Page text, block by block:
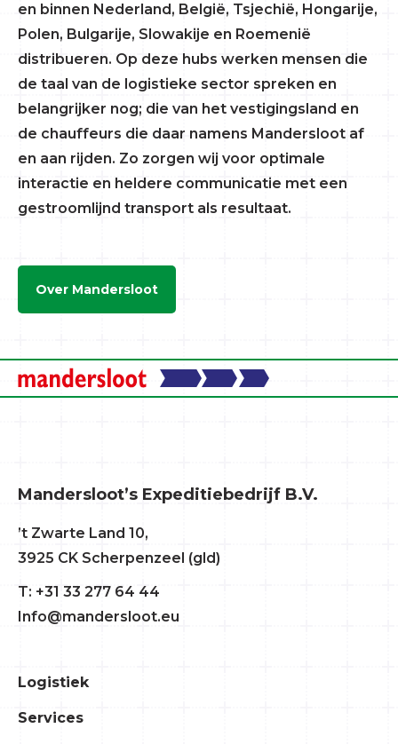
en binnen Nederland, België, Tsjechië, Hongarije,
Polen, Bulgarije, Slowakije en Roemenië
distribueren. Op deze hubs werken mensen die
de taal van de logistieke sector spreken en
belangrijker nog; die van het vestigingsland en
de chauffeurs die daar namens Mandersloot af
en aan rijden. Zo zorgen wij voor optimale
interactie en heldere communicatie met een
gestroomlijnd transport als resultaat.
Over Mandersloot
Mandersloot’s Expeditiebedrijf B.V.
’t Zwarte Land 10,
3925 CK Scherpenzeel (gld)
T: +31 33 277 64 44
Info@mandersloot.eu
Logistiek
Services